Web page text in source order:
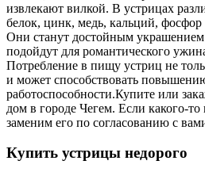
извлекают вилкой. В устрицах
белок, цинк, медь, кальций,
Они станут достойным украшением
подойдут для романтического
Потребление в пищу устриц не
и может способствовать
работоспособности.Купите или
дом в городе Чегем. Если какого-
заменим его по согласованию с
Купить устрицы недорого